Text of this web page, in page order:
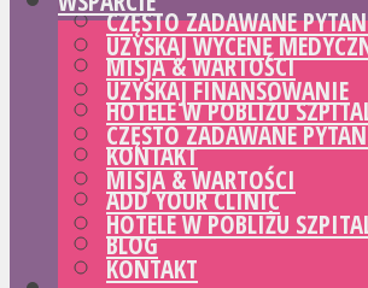
CZĘSTO ZADAWANE
MISJA & WARTOŚCI
HOTELE W POBLIŻU
KONTAKT
ADD YOUR CLINIC
BLOG
UZYSKAJ WYCENĘ
UZYSKAJ FINANSOWANIE
CZĘSTO ZADAWANE
MISJA & WARTOŚCI
HOTELE W POBLIŻU
KONTAKT